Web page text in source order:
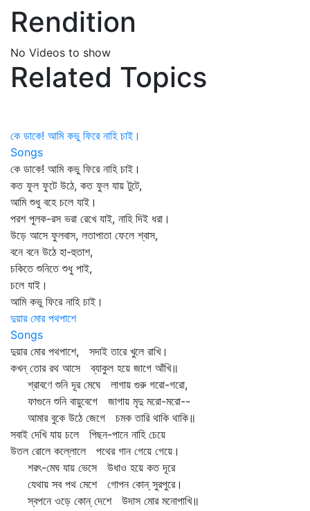
Rendition
No Videos to show
Related Topics
কে ডাকে! আমি কভু ফিরে নাহি চাই।
Songs
কে ডাকে! আমি কভু ফিরে নাহি চাই।
কত ফুল ফুটে উঠে, কত ফুল যায় টুটে,
আমি শুধু বহে চলে যাই।
পরশ পুলক-রস ভরা রেখে যাই, নাহি দিই ধরা।
উড়ে আসে ফুলবাস, লতাপাতা ফেলে শ্বাস,
বনে বনে উঠে হা-হুতাশ,
চকিতে শুনিতে শুধু পাই,
চলে যাই।
আমি কভু ফিরে নাহি চাই।
দুয়ার মোর পথপাশে
Songs
দুয়ার মোর পথপাশে, সদাই তারে খুলে রাখি।
কখন্‌ তোর রথ আসে ব্যাকুল হয়ে জাগে আঁখি॥
শ্রাবণে শুনি দূর মেঘে লাগায় গুরু গরো-গরো,
ফাগুনে শুনি বায়ুবেগে জাগায় মৃদু মরো-মরো--
আমার বুকে উঠে জেগে চমক তারি থাকি থাকি॥
সবাই দেখি যায় চলে পিছন-পানে নাহি চেয়ে
উতল রোলে কল্লোলে পথের গান গেয়ে গেয়ে।
শরৎ-মেঘ যায় ভেসে উধাও হয়ে কত দূরে
যেথায় সব পথ মেশে গোপন কোন্‌ সুরপুরে।
স্বপনে ওড়ে কোন্‌ দেশে উদাস মোর মনোপাখি॥